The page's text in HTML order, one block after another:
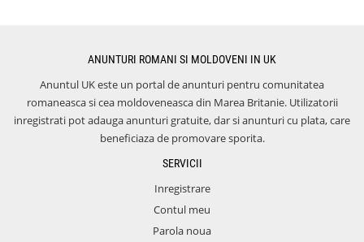
ANUNTURI ROMANI SI MOLDOVENI IN UK
Anuntul UK este un portal de anunturi pentru comunitatea
romaneasca si cea moldoveneasca din Marea Britanie. Utilizatorii
inregistrati pot adauga anunturi gratuite, dar si anunturi cu plata, care
beneficiaza de promovare sporita.
SERVICII
Inregistrare
Contul meu
Parola noua